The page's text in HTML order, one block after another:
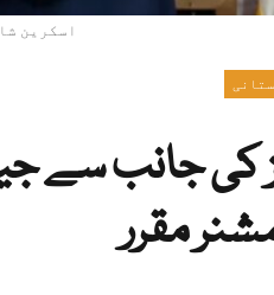
اسکرین
کی جانب سے
مقرر